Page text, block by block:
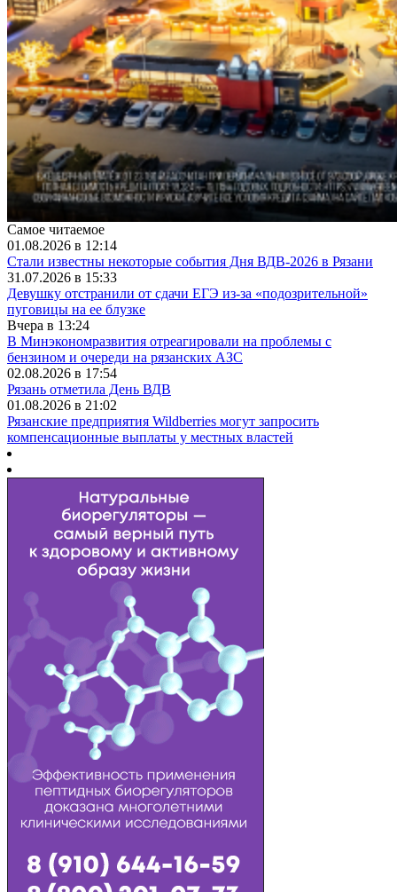
Самое читаемое
01.08.2026 в 12:14
Стали известны некоторые события Дня ВДВ-2026 в Рязани
31.07.2026 в 15:33
Девушку отстранили от сдачи ЕГЭ из-за «подозрительной»
пуговицы на ее блузке
Вчера в 13:24
В Минэкономразвития отреагировали на проблемы с
бензином и очереди на рязанских АЗС
02.08.2026 в 17:54
Рязань отметила День ВДВ
01.08.2026 в 21:02
Рязанские предприятия Wildberries могут запросить
компенсационные выплаты у местных властей